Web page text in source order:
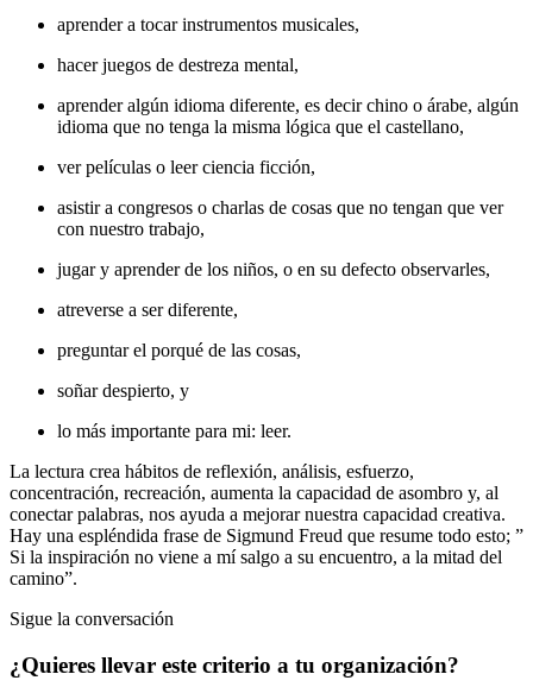
aprender a tocar instrumentos musicales,
hacer juegos de destreza mental,
aprender algún idioma diferente, es decir chino o árabe, algún
idioma que no tenga la misma lógica que el castellano,
ver películas o leer ciencia ficción,
asistir a congresos o charlas de cosas que no tengan que ver
con nuestro trabajo,
jugar y aprender de los niños, o en su defecto observarles,
atreverse a ser diferente,
preguntar el porqué de las cosas,
soñar despierto, y
lo más importante para mi: leer.
La lectura crea hábitos de reflexión, análisis, esfuerzo,
concentración, recreación, aumenta la capacidad de asombro y, al
conectar palabras, nos ayuda a mejorar nuestra capacidad creativa.
Hay una espléndida frase de Sigmund Freud que resume todo esto; ”
Si la inspiración no viene a mí salgo a su encuentro, a la mitad del
camino”.
Sigue la conversación
¿Quieres llevar este criterio a tu organización?